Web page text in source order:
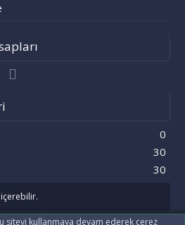
Bize ulaşın
0
30
30
siteyi kullanmaya devam ederek çerez